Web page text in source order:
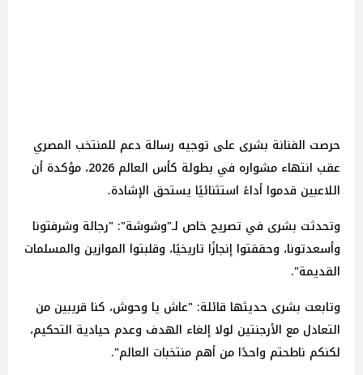
حرصت الفنانة بشرى على توجيه رسالة دعم للمنتخب المصري
عقب انتهاء مشواره في بطولة كأس العالم 2026، مؤكدة أن
اللاعبين قدموا أداءً استثنائيًا يستحق الإشادة.
وتحدثت بشرى في تصريح خاص لـ"وشوشة": "رجالة وشرفتونا
وأسعدتونا، وحققتوا إنجازًا تاريخيًا، وقلبتوا الموازين والمسلمات
القديمة".
وتابعت بشرى حديثها قائلة: "عاش يا وحوش، كنا قريبين من
التعادل مع الأرجنتين لولا إلغاء الهدف وعدم حيادية التحكيم،
لكنكم ناطحتم واحدًا من أهم منتخبات العالم".